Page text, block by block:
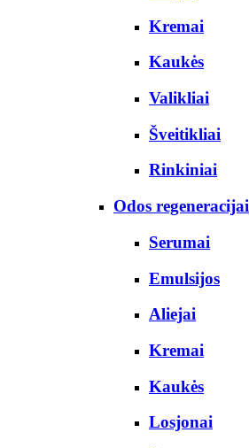
Kremai
Kaukės
Valikliai
Šveitikliai
Rinkiniai
Odos regeneracijai
Serumai
Emulsijos
Aliejai
Kremai
Kaukės
Losjonai